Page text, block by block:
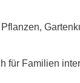
für Familien